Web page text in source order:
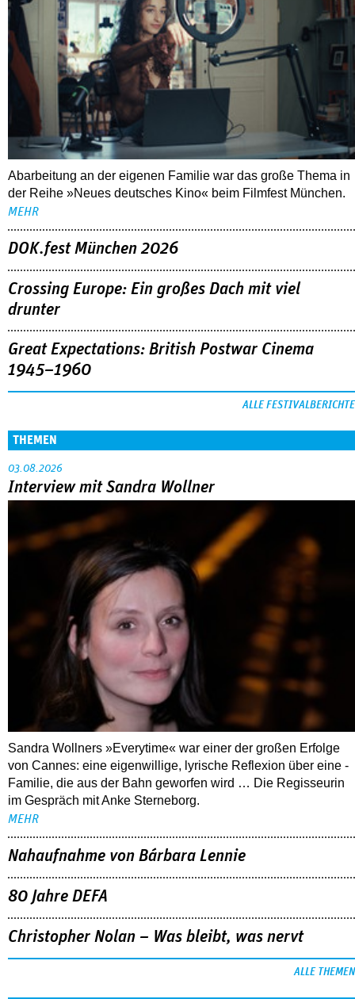
Abarbeitung an der eigenen Familie war das große Thema in
der Reihe »Neues deutsches Kino« beim Filmfest München.
MEHR
DOK.fest München 2026
Crossing Europe: Ein großes Dach mit viel
drunter
Great Expectations: British Postwar Cinema
1945–1960
ALLE FESTIVALBERICHTE
THEMEN
03.08.2026
Interview mit Sandra Wollner
Sandra Wollners »Everytime« war einer der großen Erfolge
von Cannes: eine eigenwillige, lyrische Reflexion über eine ­
Familie, die aus der Bahn geworfen wird … Die Regisseurin
im Gespräch mit Anke Sterneborg.
MEHR
Nahaufnahme von Bárbara Lennie
80 Jahre DEFA
Christopher Nolan – Was bleibt, was nervt
ALLE THEMEN